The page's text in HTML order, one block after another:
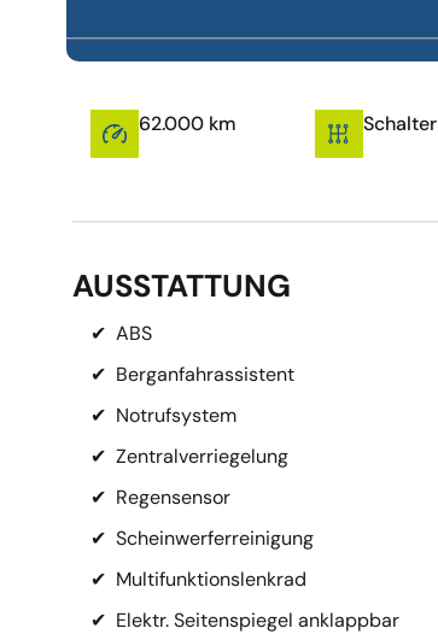
62.000 km Schalter
AUSSTATTUNG
✔ ABS
✔ Berganfahrassistent
✔ Notrufsystem
✔ Zentralverriegelung
✔ Regensensor
✔ Scheinwerferreinigung
✔ Multifunktionslenkrad
✔ Elektr. Seitenspiegel anklappbar